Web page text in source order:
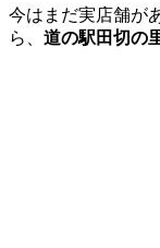
今はまだ実店舗が
ら、 道の駅田切の